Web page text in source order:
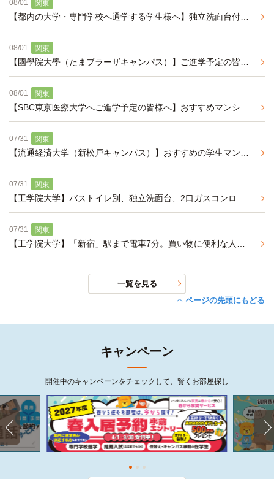
08/01 関東
【都内の大学・専門学校へ通学する学生様へ】独立洗面台付き3点セパレートの学生マンションのご紹介
08/01 関東
【國學院大學（たまプラーザキャンパス）】ご進学予定の皆様へ、通学便利な学生マンションのご紹介
08/01 関東
【SBC東京医療大学へご進学予定の皆様へ】おすすめマンションのご紹介です。
07/31 関東
【流通経済大学（新松戸キャンパス）】おすすめの学生マンションのご紹介
07/31 関東
【工学院大学】バストイレ別、独立洗面台、2口ガスコンロで設備充実の学生マンション
07/31 関東
【工学院大学】「新宿」駅まで電車7分。買い物に便利な人気の街「中野」駅も自転車圏内。玄関鍵は暗証番号式キー
一覧を見る
ページの先頭にもどる
キャンペーン
開催中のキャンペーンをチェックして、賢くお部屋探し